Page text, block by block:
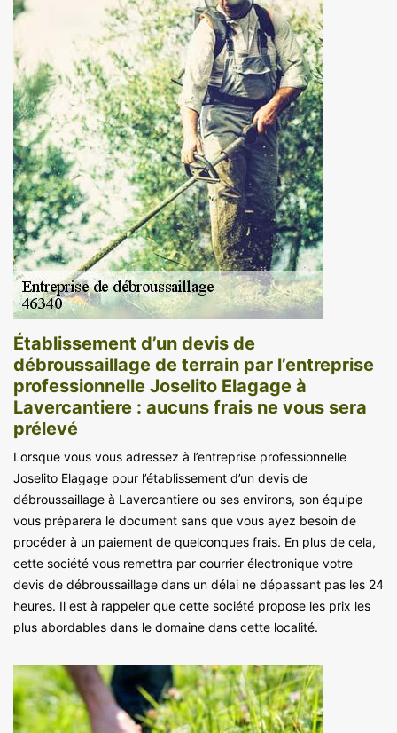
Établissement d’un devis de
débroussaillage de terrain par l’entreprise
professionnelle Joselito Elagage à
Lavercantiere : aucuns frais ne vous sera
prélevé
Lorsque vous vous adressez à l’entreprise professionnelle
Joselito Elagage pour l’établissement d’un devis de
débroussaillage à Lavercantiere ou ses environs, son équipe
vous préparera le document sans que vous ayez besoin de
procéder à un paiement de quelconques frais. En plus de cela,
cette société vous remettra par courrier électronique votre
devis de débroussaillage dans un délai ne dépassant pas les 24
heures. Il est à rappeler que cette société propose les prix les
plus abordables dans le domaine dans cette localité.